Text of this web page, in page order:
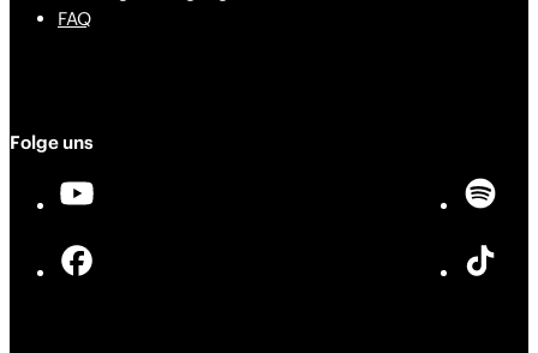
FAQ
Folge uns